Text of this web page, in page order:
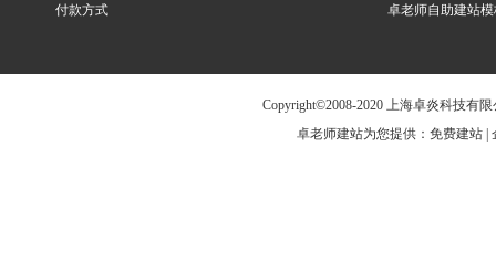
付款方式
卓老师自助建站
Copyright©2008-2020 上海卓炎科技有
卓老师建站为您提供：免费建站 |